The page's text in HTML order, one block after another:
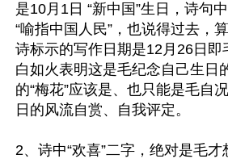
是10月1日 “新中国”生日，诗句
“喻指中国人民”，也说得过去，
诗标示的写作日期是12月26日即
白如火表明这是毛纪念自己生日
的“梅花”应该是、也只能是毛自
日的风流自赏、自我评定。
2、诗中“欢喜”二字，绝对是毛